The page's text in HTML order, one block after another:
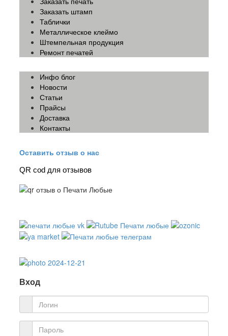
Заказать штамп
Таблички
Металлическое клеймо
Штемпельная продукция
Ремонт печатей
Инфо блог
Новости
Статьи
Прайсы
Доставка
Контакты
Оставить отзыв о нас
QR cod для отзывов
Вход